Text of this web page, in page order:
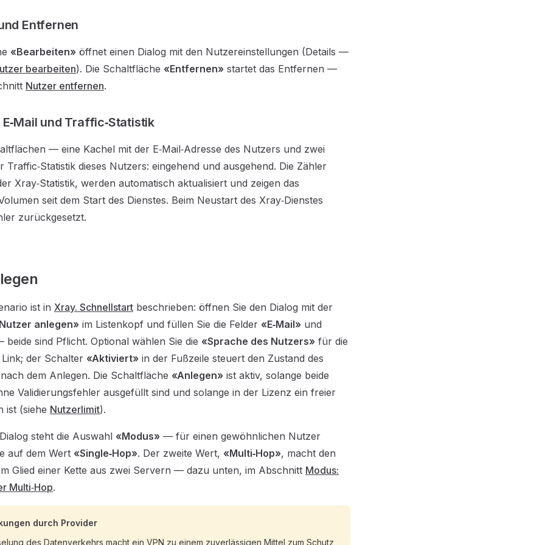
Entfernen
«Bearbeiten» öffnet einen Dialog mit den Nutzereinstellungen (Details —
bearbeiten). Die Schaltfläche «Entfernen» startet das Entfernen —
Nutzer entfernen.
und Traffic‑Statistik
— eine Kachel mit der E‑Mail‑Adresse des Nutzers und zwei
Traffic‑Statistik dieses Nutzers: eingehend und ausgehend. Die Zähler
Xray‑Statistik, werden automatisch aktualisiert und zeigen das
seit dem Start des Dienstes. Beim Neustart des Xray‑Dienstes
zurückgesetzt.
ist in Xray. Schnellstart beschrieben: öffnen Sie den Dialog mit der
anlegen» im Listenkopf und füllen Sie die Felder «E‑Mail» und
sind Pflicht. Optional wählen Sie die «Sprache des Nutzers» für die
Link; der Schalter «Aktiviert» in der Fußzeile steuert den Zustand des
dem Anlegen. Die Schaltfläche «Anlegen» ist aktiv, solange beide
Validierungsfehler ausgefüllt sind und solange in der Lizenz ein freier
ist (siehe Nutzerlimit).
steht die Auswahl «Modus» — für einen gewöhnlichen Nutzer
auf dem Wert «Single‑Hop». Der zweite Wert, «Multi‑Hop», macht den
Glied einer Kette aus zwei Servern — dazu unten, im Abschnitt Modus:
Multi‑Hop.
durch Provider
des Datenverkehrs macht ein VPN zu einem zuverlässigen Mittel zum Schutz